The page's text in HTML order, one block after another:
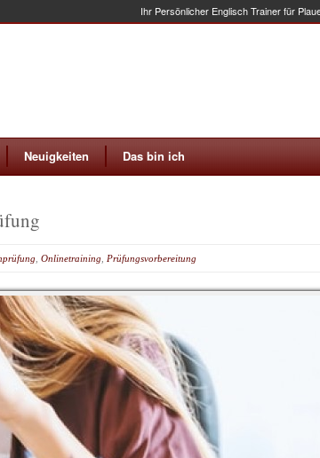
Ihr Persönlicher Englisch Trainer für
Neuigkeiten Das bin ich
Onlinetraining Prüfungsvorbereitung